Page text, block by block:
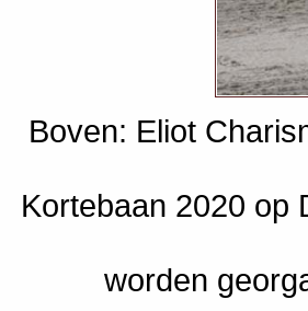
Boven: Eliot
Kortebaan 2020 op
worden